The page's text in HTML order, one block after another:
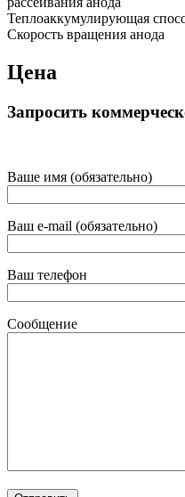
Теплоаккумулирующая
Скорость вращения анода
Цена
Запросить
Ваше имя (обязательно)
Ваш e-mail (обязательно)
Ваш телефон
Сообщение